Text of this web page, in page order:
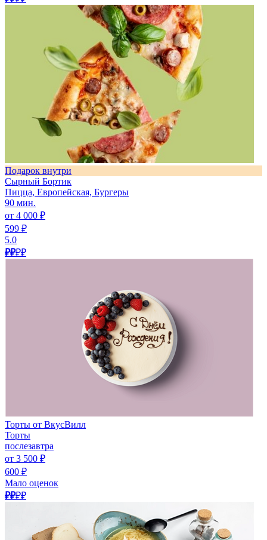
Подарок внутри
Сырный Бортик
Пицца, Европейская, Бургеры
90 мин.
от 4 000 ₽
599 ₽
5.0
₽₽₽₽
Торты от ВкусВилл
Торты
послезавтра
от 3 500 ₽
600 ₽
Мало оценок
₽₽₽₽